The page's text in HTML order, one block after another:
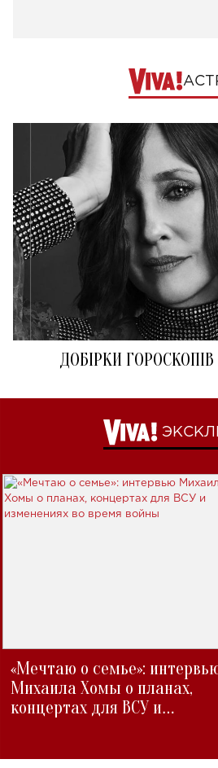
ДОБІРКИ
«Мечтаю о семье»:
Михаила Хомы о планах,
концертах для ВСУ и